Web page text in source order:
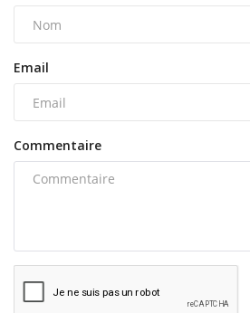
Email
Commentaire